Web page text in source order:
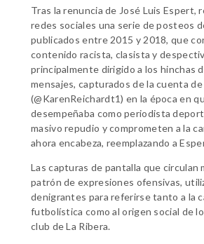
Tras la renuncia de José Luis Espert,
redes sociales una serie de posteos
publicados entre 2015 y 2018, que
contenido racista, clasista y
principalmente dirigido a los hinchas
mensajes, capturados de la cuenta
(@KarenReichardt1) en la época en
desempeñaba como periodista
masivo repudio y comprometen a la
ahora encabeza, reemplazando a
Las capturas de pantalla que circulan
patrón de expresiones ofensivas,
denigrantes para referirse tanto a la
futbolística como al origen social de
club de La Ribera.